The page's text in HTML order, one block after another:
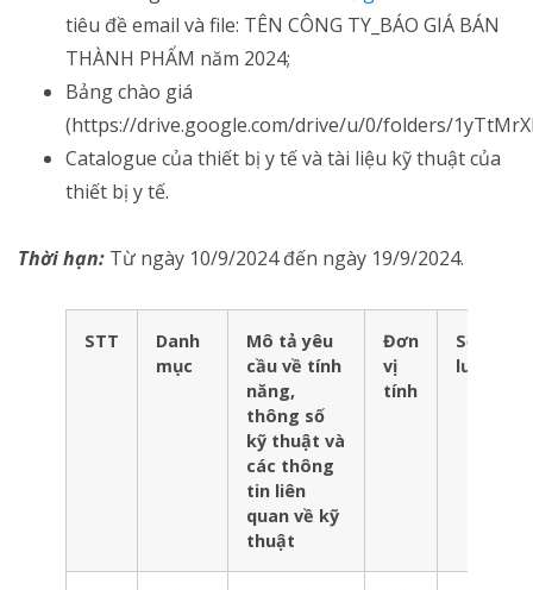
tiêu đề email và file: TÊN CÔNG TY_BÁO GIÁ BÁN
THÀNH PHẨM năm 2024;
Bảng chào giá
(https://drive.google.com/drive/u/0/folders/
Catalogue của thiết bị y tế và tài liệu kỹ thuật của
thiết bị y tế.
Thời hạn: Từ ngày 10/9/2024 đến ngày 19/9/2024.
STT
Danh
mục
Mô tả yêu
cầu về tính
năng,
thông số
kỹ thuật và
các thông
tin liên
quan về kỹ
thuật
Đơn
vị
tính
Số
lượng